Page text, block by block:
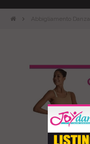
Abbigliamento Danza